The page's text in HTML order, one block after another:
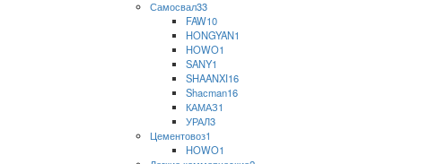
Самосвал33
FAW10
HONGYAN1
HOWO1
SANY1
SHAANXI16
Shaсman16
КАМАЗ1
УРАЛ3
Цементовоз1
HOWO1